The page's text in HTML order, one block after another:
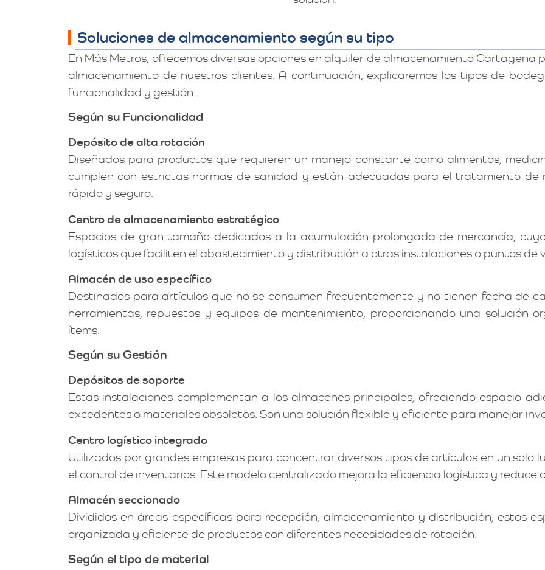
Soluciones de almacenamiento según su tipo
En Más Metros, ofrecemos diversas opciones en alquiler de almacenamiento Cartagena
almacenamiento de nuestros clientes. A continuación, explicaremos los tipos de
funcionalidad y gestión.
Según su Funcionalidad
Depósito de alta rotación
Diseñados para productos que requieren un manejo constante como alimentos,
cumplen con estrictas normas de sanidad y están adecuadas para el tratamiento de
rápido y seguro.
Centro de almacenamiento estratégico
Espacios de gran tamaño dedicados a la acumulación prolongada de mercancía,
logísticos que faciliten el abastecimiento y distribución a otras instalaciones o puntos de
Almacén de uso específico
Destinados para artículos que no se consumen frecuentemente y no tienen fecha de
herramientas, repuestos y equipos de mantenimiento, proporcionando una solución
ítems.
Según su Gestión
Depósitos de soporte
Estas instalaciones complementan a los almacenes principales, ofreciendo espacio
excedentes o materiales obsoletos. Son una solución flexible y eficiente para manejar
Centro logístico integrado
Utilizados por grandes empresas para concentrar diversos tipos de artículos en un solo
el control de inventarios. Este modelo centralizado mejora la eficiencia logística y reduce
Almacén seccionado
Divididos en áreas específicas para recepción, almacenamiento y distribución, estos
organizada y eficiente de productos con diferentes necesidades de rotación.
Según el tipo de material